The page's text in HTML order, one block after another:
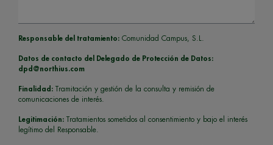
Responsable del tratamiento: Comunidad Campus, S.L.
Datos de contacto del Delegado de Protección de Datos:
dpd@northius.com
Finalidad: Tramitación y gestión de la consulta y remisión de
comunicaciones de interés.
Legitimación: Tratamientos sometidos al consentimiento y bajo el interés
legítimo del Responsable.